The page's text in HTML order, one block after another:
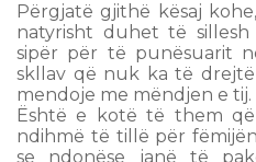
Përgjatë gjithë kësaj
natyrisht duhet të
sipër për të punësuarit
skllav që nuk ka të
mendoje me mëndjen e tij.
Është e kotë të them
ndihmë të tillë për
se ndonëse janë të